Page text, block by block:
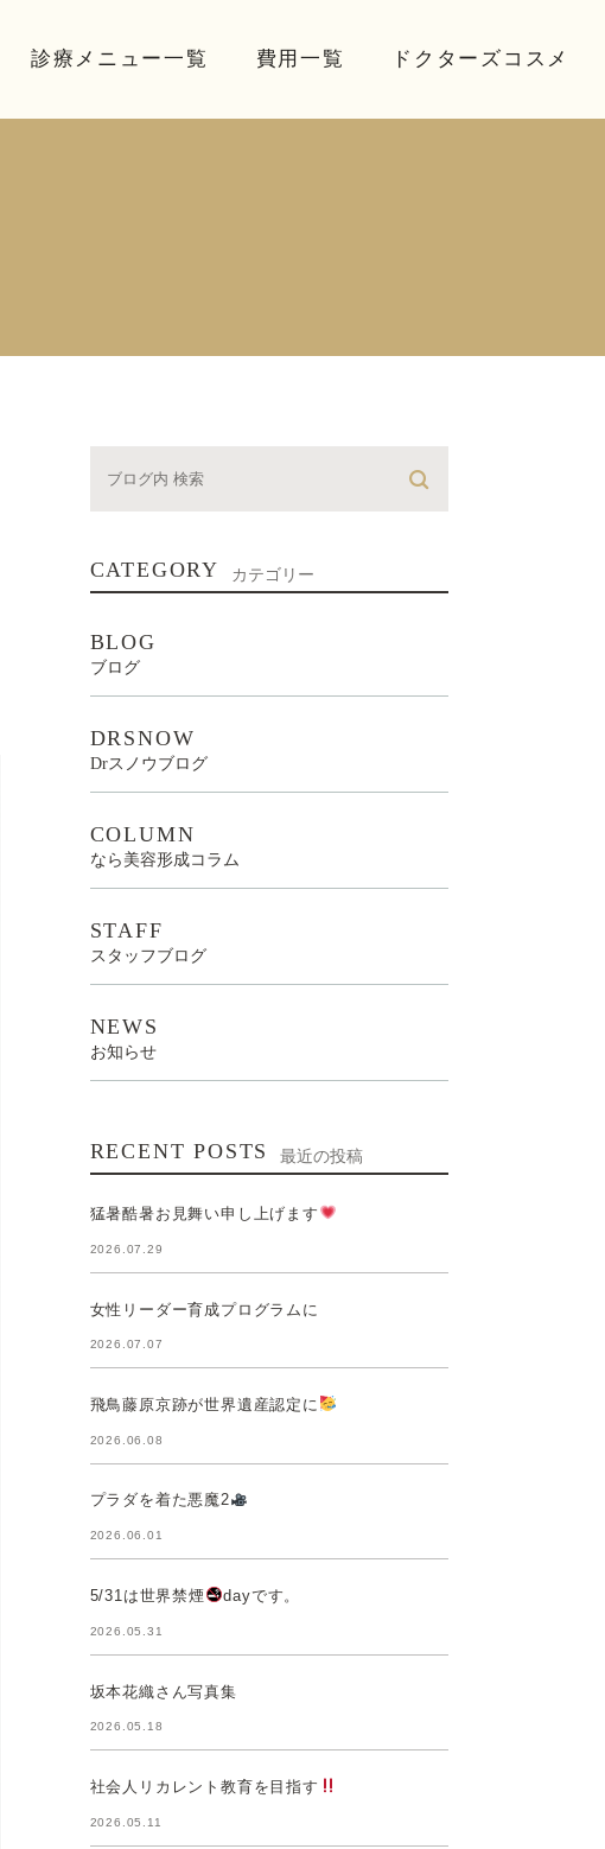
診療メニュー一覧 費用一覧 ドクターズコスメ
CATEGORY カテゴリー
BLOG
ブログ
DRSNOW
Drスノウブログ
COLUMN
なら美容形成コラム
STAFF
スタッフブログ
NEWS
お知らせ
RECENT POSTS 最近の投稿
猛暑酷暑お見舞い申し上げます
2026.07.29
女性リーダー育成プログラムに
2026.07.07
飛鳥藤原京跡が世界遺産認定に
2026.06.08
プラダを着た悪魔2
2026.06.01
5/31は世界禁煙 dayです。
2026.05.31
坂本花織さん写真集
2026.05.18
社会人リカレント教育を目指す
2026.05.11